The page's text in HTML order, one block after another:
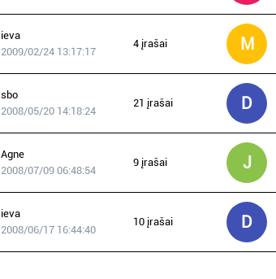
ieva
2009/02/24 13:17:17
4 įrašai M
sbo
2008/05/20 14:18:24
21 įrašai D
Agne
2008/07/09 06:48:54
9 įrašai J
ieva
2008/06/17 16:44:40
10 įrašai D